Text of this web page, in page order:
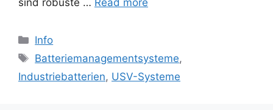
sind robuste … Read more
Categories
Info
Tags
Batteriemanagementsysteme,
Industriebatterien, USV-Systeme